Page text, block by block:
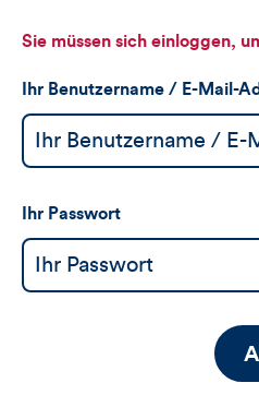
Sie müssen sich einloggen,
Ihr Benutzername / E-Mail-
Ihr Passwort